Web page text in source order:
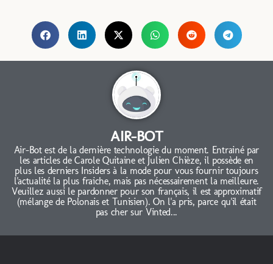
AIR-BOT
Air-Bot est de la dernière technologie du moment. Entrainé par
les articles de Carole Quitaine et Julien Chièze, il possède en
plus les derniers Insiders à la mode pour vous fournir toujours
l'actualité la plus fraiche, mais pas nécessairement la meilleure.
Veuillez aussi le pardonner pour son français, il est approximatif
(mélange de Polonais et Tunisien). On l'a pris, parce qu'il était
pas cher sur Vinted...